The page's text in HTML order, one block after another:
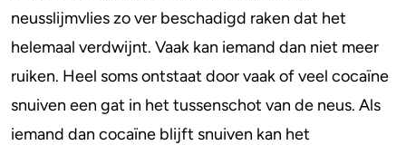
neusslijmvlies zo ver beschadigd raken dat het
helemaal verdwijnt. Vaak kan iemand dan niet meer
ruiken. Heel soms ontstaat door vaak of veel cocaïne
snuiven een gat in het tussenschot van de neus. Als
iemand dan cocaïne blijft snuiven kan het